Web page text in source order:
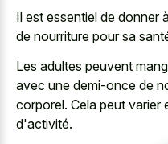
Il est essentiel de donner
de nourriture pour sa
Les adultes peuvent
avec une demi-once de
corporel. Cela peut varier
d'activité.